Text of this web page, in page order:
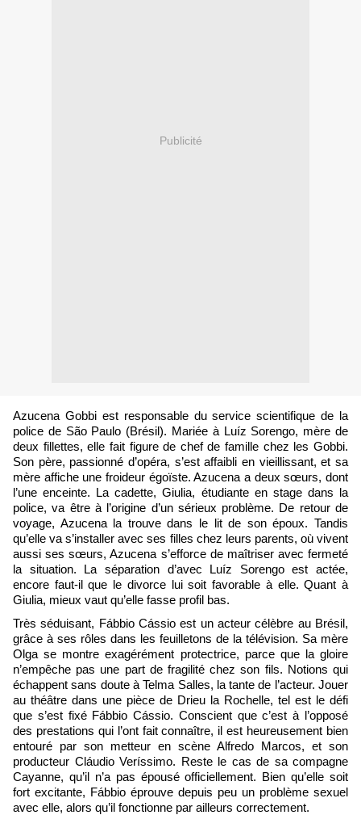
Publicité
Azucena Gobbi est responsable du service scientifique de la
police de São Paulo (Brésil). Mariée à Luíz Sorengo, mère de
deux fillettes, elle fait figure de chef de famille chez les Gobbi.
Son père, passionné d’opéra, s’est affaibli en vieillissant, et sa
mère affiche une froideur égoïste. Azucena a deux sœurs, dont
l’une enceinte. La cadette, Giulia, étudiante en stage dans la
police, va être à l’origine d’un sérieux problème. De retour de
voyage, Azucena la trouve dans le lit de son époux. Tandis
qu’elle va s’installer avec ses filles chez leurs parents, où vivent
aussi ses sœurs, Azucena s’efforce de maîtriser avec fermeté
la situation. La séparation d’avec Luíz Sorengo est actée,
encore faut-il que le divorce lui soit favorable à elle. Quant à
Giulia, mieux vaut qu’elle fasse profil bas.
Très séduisant, Fábbio Cássio est un acteur célèbre au Brésil,
grâce à ses rôles dans les feuilletons de la télévision. Sa mère
Olga se montre exagérément protectrice, parce que la gloire
n’empêche pas une part de fragilité chez son fils. Notions qui
échappent sans doute à Telma Salles, la tante de l’acteur. Jouer
au théâtre dans une pièce de Drieu la Rochelle, tel est le défi
que s’est fixé Fábbio Cássio. Conscient que c’est à l’opposé
des prestations qui l’ont fait connaître, il est heureusement bien
entouré par son metteur en scène Alfredo Marcos, et son
producteur Cláudio Veríssimo. Reste le cas de sa compagne
Cayanne, qu’il n’a pas épousé officiellement. Bien qu’elle soit
fort excitante, Fábbio éprouve depuis peu un problème sexuel
avec elle, alors qu’il fonctionne par ailleurs correctement.